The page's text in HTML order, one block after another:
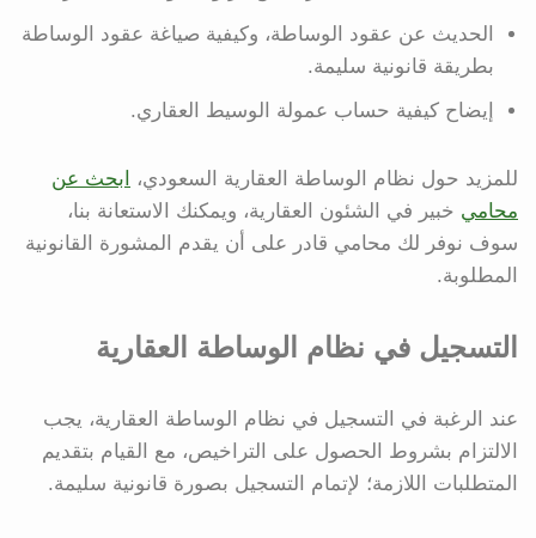
الحديث عن عقود الوساطة، وكيفية صياغة عقود الوساطة
بطريقة قانونية سليمة.
إيضاح كيفية حساب عمولة الوسيط العقاري.
للمزيد حول نظام الوساطة العقارية السعودي،
ابحث عن
محامي خبير في الشئون العقارية، ويمكنك الاستعانة بنا،
سوف نوفر لك محامي قادر على أن يقدم المشورة القانونية
المطلوبة.
التسجيل في نظام الوساطة العقارية
عند الرغبة في التسجيل في نظام الوساطة العقارية، يجب
الالتزام بشروط الحصول على التراخيص، مع القيام بتقديم
المتطلبات اللازمة؛ لإتمام التسجيل بصورة قانونية سليمة.